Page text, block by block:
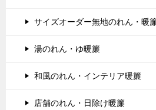
サイズオーダー無地のれん・暖
湯のれん・ゆ暖簾
和風のれん・インテリア暖簾
店舗のれん・日除け暖簾